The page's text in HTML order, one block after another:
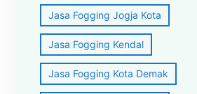
Jasa Fogging Jogja Kota
Jasa Fogging Kendal
Jasa Fogging Kota Demak